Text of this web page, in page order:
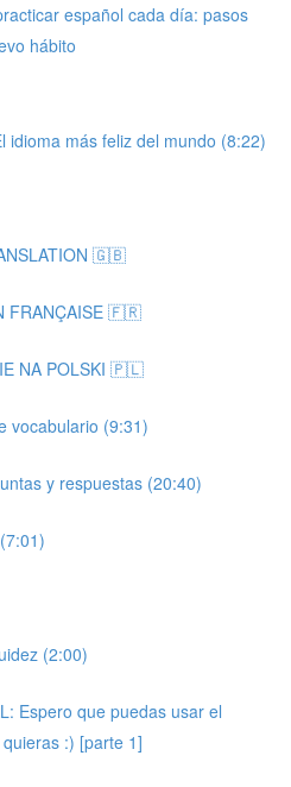
español cada día: pasos
hábito
idioma más feliz del mundo (8:22)
🇬🇧
FRANÇAISE 🇫🇷
NA POLSKI 🇵🇱
vocabulario (9:31)
y respuestas (20:40)
(2:00)
Espero que puedas usar el
:) [parte 1]